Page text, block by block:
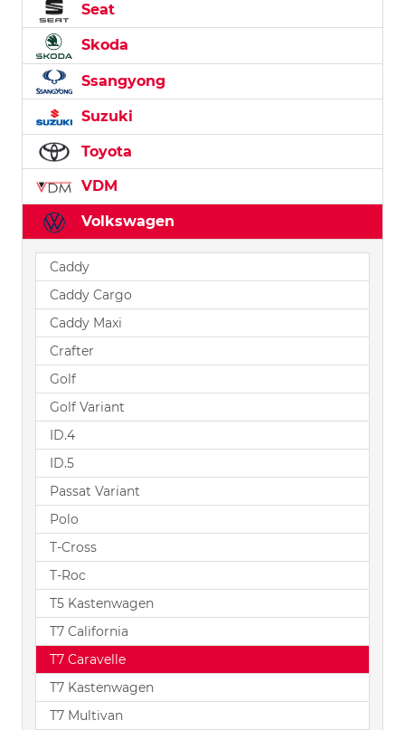
Seat
Skoda
Ssangyong
Suzuki
Toyota
VDM
Volkswagen
Caddy
Caddy Cargo
Caddy Maxi
Crafter
Golf
Golf Variant
ID.4
ID.5
Passat Variant
Polo
T-Cross
T-Roc
T5 Kastenwagen
T7 California
T7 Caravelle
T7 Kastenwagen
T7 Multivan